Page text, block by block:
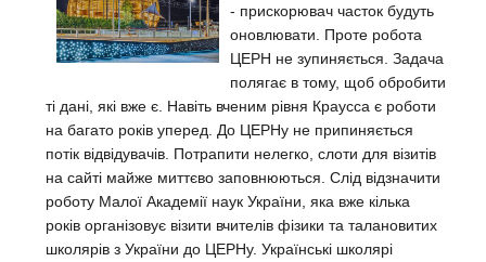
- прискорювач часток будуть
оновлювати. Проте робота
ЦЕРН не зупиняється. Задача
полягає в тому, щоб обробити
ті дані, які вже є. Навіть вченим рівня Краусса є роботи
на багато років уперед. До ЦЕРНу не припиняється
потік відвідувачів. Потрапити нелегко, слоти для візитів
на сайті майже миттєво заповнюються. Слід відзначити
роботу Малої Академії наук України, яка вже кілька
років організовує візити вчителів фізики та талановитих
школярів з України до ЦЕРНу. Українські школярі